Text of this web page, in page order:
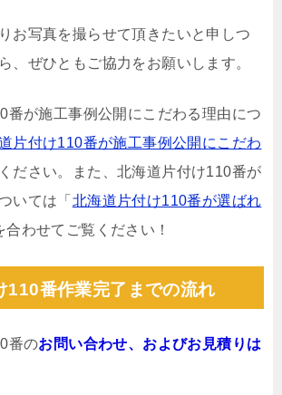
お写真を撮らせて頂きたいと申しつ
、ぜひともご協力をお願いします。
番が施工事例公開にこだわる理由につ
片付け110番が施工事例公開にこだわ
ださい。また、北海道片付け110番が
いては「 北海道片付け110番が選ばれ
合わせてご覧ください！
110番作業完了までの流れ
番のお問い合わせ、およびお見積りは